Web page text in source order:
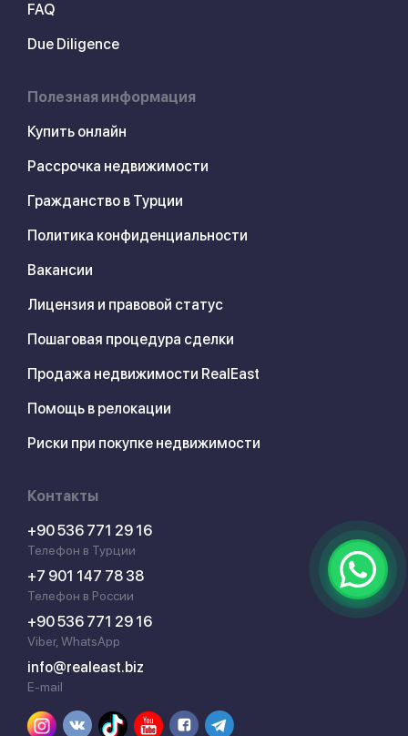
FAQ
Due Diligence
Полезная информация
Купить онлайн
Рассрочка недвижимости
Гражданство в Турции
Политика конфиденциальности
Вакансии
Лицензия и правовой статус
Пошаговая процедура сделки
Продажа недвижимости RealEast
Помощь в релокации
Риски при покупке недвижимости
Контакты
+90 536 771 29 16
Телефон в Турции
+7 901 147 78 38
Телефон в России
+90 536 771 29 16
Viber, WhatsApp
info@realeast.biz
E-mail